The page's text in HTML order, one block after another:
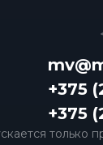
+375
+375
только